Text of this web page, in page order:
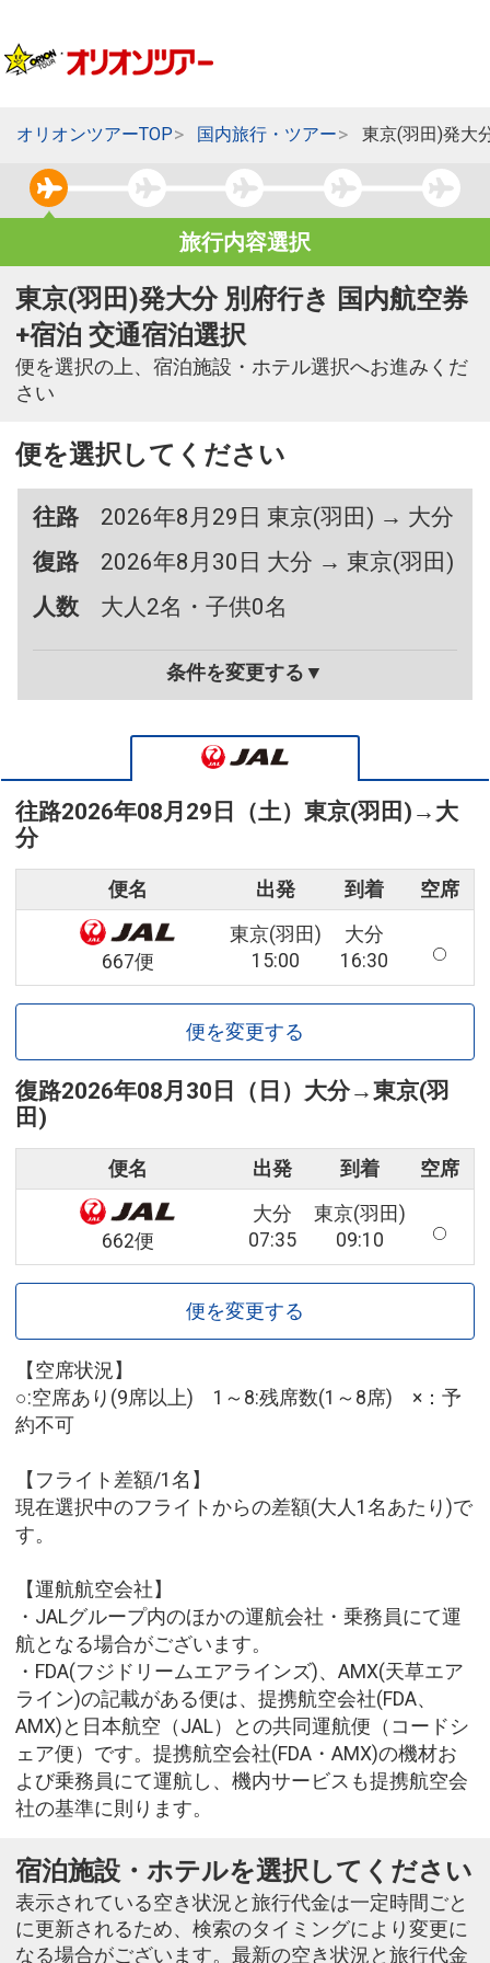
オリオンツアーTOP 国内旅行・ツアー 東京(羽田)発大
旅行内容選択
東京(羽田)発大分 別府行き 国内航空券
+宿泊 交通宿泊選択
便を選択の上、宿泊施設・ホテル選択へお進みくだ
さい
便を選択してください
往路
2026年8月29日 東京(羽田) → 大分
復路
2026年8月30日 大分 → 東京(羽田)
人数
大人2名・子供0名
条件を変更する▼
往路2026年08月29日（土） 東京(羽田) → 大
分
便名 出発 到着 空席
667便
東京(羽田)
15:00
大分
16:30
便を変更する
復路2026年08月30日（日） 大分→東京(羽
田)
便名 出発 到着 空席
662便
大分
07:35
東京(羽田)
09:10
便を変更する
【空席状況】
○:空席あり(9席以上) 1～8:残席数(1～8席) ×：予
約不可
【フライト差額/1名】
現在選択中のフライトからの差額(大人1名あたり)で
す。
【運航航空会社】
・JALグループ内のほかの運航会社・乗務員にて運
航となる場合がございます。
・FDA(フジドリームエアラインズ)、AMX(天草エア
ライン)の記載がある便は、提携航空会社(FDA、
AMX)と日本航空（JAL）との共同運航便（コードシ
ェア便）です。提携航空会社(FDA・AMX)の機材お
よび乗務員にて運航し、機内サービスも提携航空会
社の基準に則ります。
宿泊施設・ホテルを選択してください
表示されている空き状況と旅行代金は一定時間ごと
に更新されるため、検索のタイミングにより変更に
なる場合がございます。最新の空き状況と旅行代金